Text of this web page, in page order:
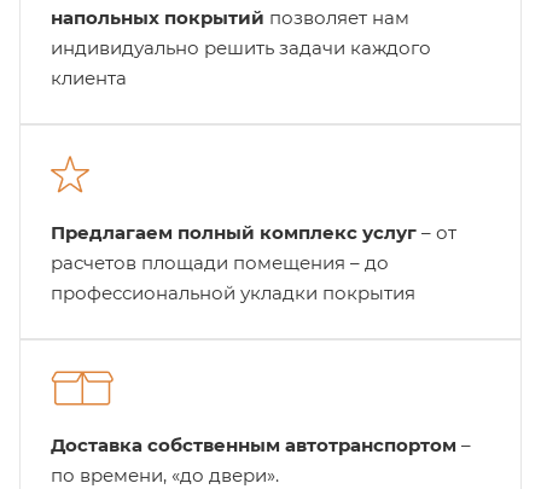
напольных покрытий позволяет нам
индивидуально решить задачи каждого
клиента
Предлагаем полный комплекс услуг – от
расчетов площади помещения – до
профессиональной укладки покрытия
Доставка собственным автотранспортом –
по времени, «до двери».